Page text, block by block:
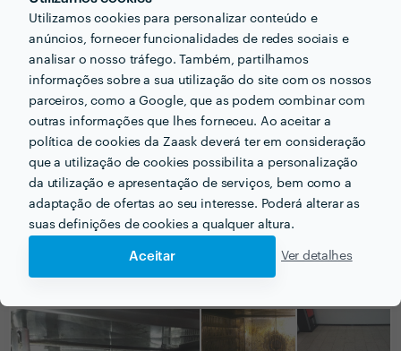
Utilizamos cookies para personalizar conteúdo e
anúncios, fornecer funcionalidades de redes sociais e
analisar o nosso tráfego. Também, partilhamos
informações sobre a sua utilização do site com os nossos
parceiros, como a Google, que as podem combinar com
outras informações que lhes forneceu. Ao aceitar a
política de cookies da Zaask deverá ter em consideração
que a utilização de cookies possibilita a personalização
da utilização e apresentação de serviços, bem como a
adaptação de ofertas ao seu interesse. Poderá alterar as
suas definições de cookies a qualquer altura.
Aceitar Ver detalhes
Excelente serviço. Muito profissional.
mario ribeiro
Limpezas em Geral
11 Ago 2015
Serviço 5***** Muito satisfeito, certamente ficarei
cliente.
PORTEFÓLIO